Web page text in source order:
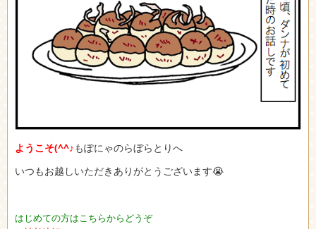
ようこそ(^^♪もぽにゃのらぼらとりへ
いつもお越しいただきありがとうございます😭
はじめての方はこちらからどうぞ